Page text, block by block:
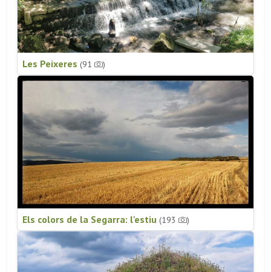
Les Peixeres (91 )
Els colors de la Segarra: l'estiu (193 )